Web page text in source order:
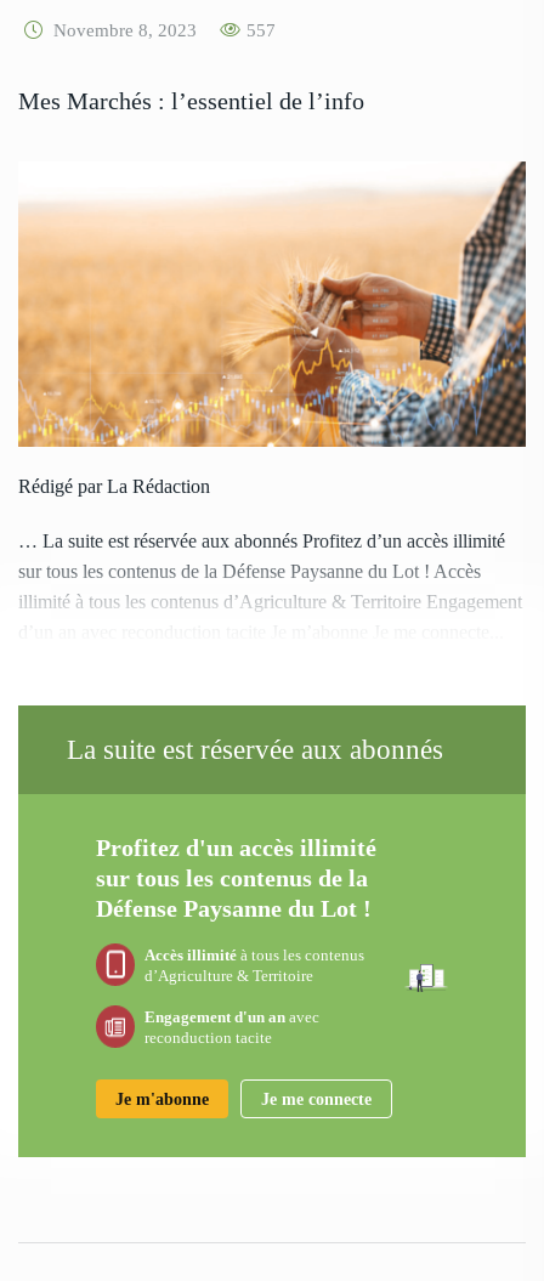
Novembre 8, 2023 557
Mes Marchés : l’essentiel de l’info
Rédigé par La Rédaction
… La suite est réservée aux abonnés Profitez d’un accès illimité
sur tous les contenus de la Défense Paysanne du Lot ! Accès
illimité à tous les contenus d’Agriculture & Territoire Engagement
La suite est réservée aux abonnés
Profitez d'un accès illimité
sur tous les contenus de la
Défense Paysanne du Lot !
Accès illimité à tous les contenus
d’Agriculture & Territoire
Engagement d'un an avec
reconduction tacite
Je m'abonne Je me connecte